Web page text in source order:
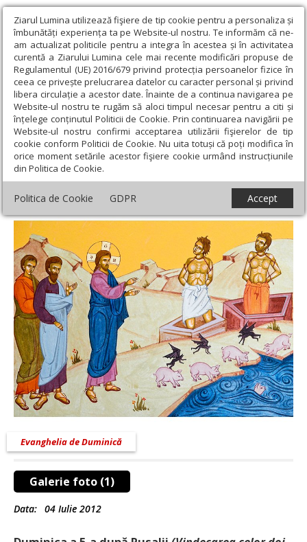
Ziarul Lumina utilizează fişiere de tip cookie pentru a personaliza și
îmbunătăți experiența ta pe Website-ul nostru. Te informăm că ne-
am actualizat politicile pentru a integra în acestea și în activitatea
curentă a Ziarului Lumina cele mai recente modificări propuse de
Regulamentul (UE) 2016/679 privind protecția persoanelor fizice în
ceea ce privește prelucrarea datelor cu caracter personal și privind
libera circulație a acestor date. Înainte de a continua navigarea pe
Website-ul nostru te rugăm să aloci timpul necesar pentru a citi și
înțelege conținutul Politicii de Cookie. Prin continuarea navigării pe
Website-ul nostru confirmi acceptarea utilizării fişierelor de tip
cookie conform Politicii de Cookie. Nu uita totuși că poți modifica în
orice moment setările acestor fişiere cookie urmând instrucțiunile
din Politica de Cookie.
Politica de Cookie GDPR Accept
Ziarul Lumina › Teologie și spiritualitate ›
Evanghelia de
Duminică › Eliberarea omului de duhurile rele
Eliberarea omului de duhurile rele
Galerie foto (1)
Evanghelia de Duminică
Data: 04 Iulie 2012